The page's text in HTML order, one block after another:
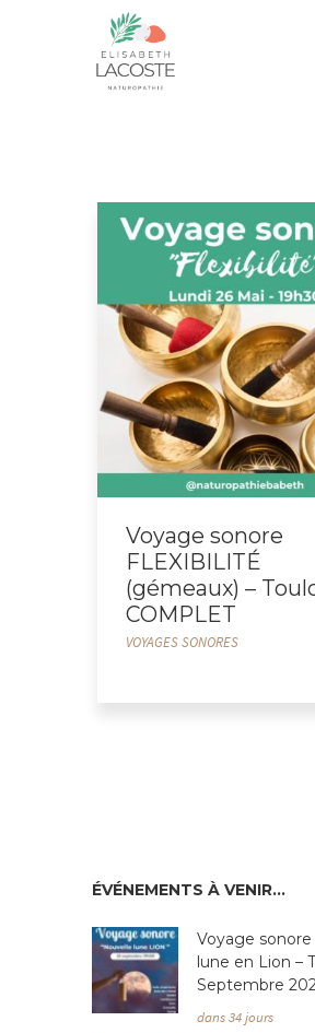
Voyage sonore
FLEXIBILITÉ
(gémeaux) –
COMPLET
VOYAGES SONORES
ÉVÉNEMENTS À VENIR…
Voyage
lune en Lion –
Septembre
dans 34 jours